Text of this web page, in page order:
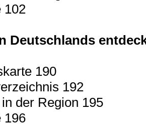
102
Deutschlands
190
192
der Region 195
196